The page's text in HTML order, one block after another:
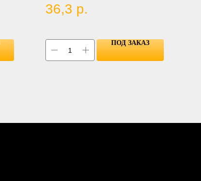
36,3 р.
ПОД ЗАКАЗ